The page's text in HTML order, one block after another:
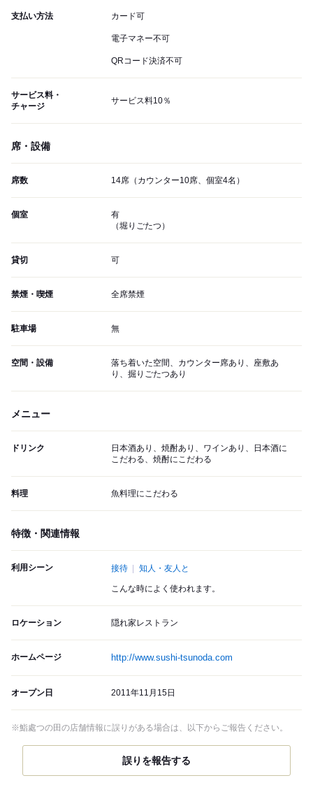
支払い方法 カード可
電子マネー不可
QRコード決済不可
サービス料・
チャージ
サービス料10％
席・設備
席数 14席（カウンター10席、個室4名）
個室
有
（堀りごたつ）
貸切 可
禁煙・喫煙 全席禁煙
駐車場 無
空間・設備
落ち着いた空間、カウンター席あり、座敷あ
り、掘りごたつあり
メニュー
ドリンク
日本酒あり、焼酎あり、ワインあり、日本酒に
こだわる、焼酎にこだわる
料理 魚料理にこだわる
特徴・関連情報
利用シーン 接待 知人・友人と
こんな時によく使われます。
ロケーション 隠れ家レストラン
ホームページ http://www.sushi-tsunoda.com
オープン日 2011年11月15日
※鮨處つの田の店舗情報に誤りがある場合は、以下からご報告ください。
誤りを報告する